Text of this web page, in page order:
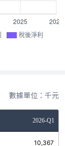
稅後淨利
數據單位：千元
2026-Q1
10,367